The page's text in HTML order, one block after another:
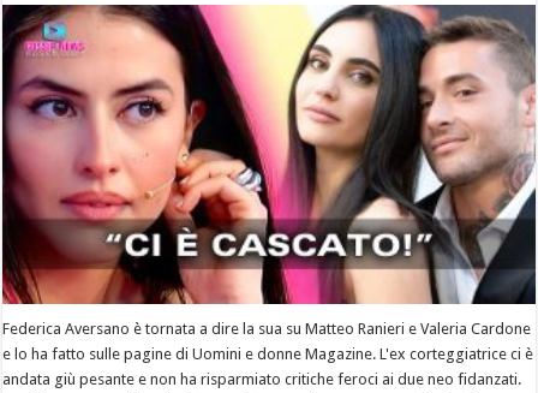
Federica Aversano è tornata a dire la sua su Matteo Ranieri e Valeria Cardone
e lo ha fatto sulle pagine di Uomini e donne Magazine. L'ex corteggiatrice ci è
andata giù pesante e non ha risparmiato critiche feroci ai due neo fidanzati.